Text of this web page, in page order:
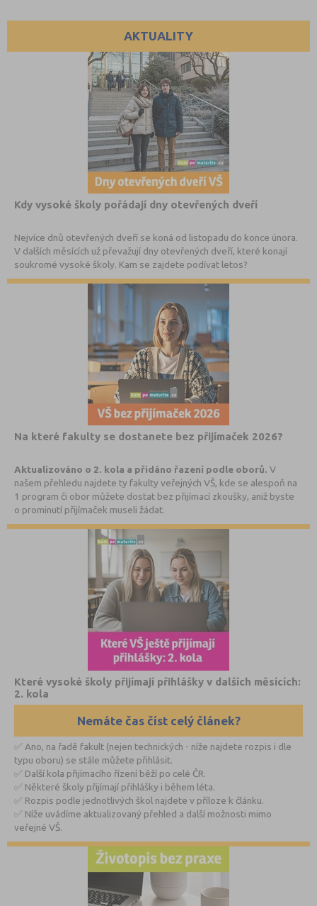
AKTUALITY
Kdy vysoké školy pořádají dny otevřených dveří
Nejvíce dnů otevřených dveří se koná od listopadu do konce února.
V dalších měsících už převažují dny otevřených dveří, které konají
soukromé vysoké školy. Kam se zajdete podívat letos?
Na které fakulty se dostanete bez přijímaček 2026?
Aktualizováno o 2. kola a přidáno řazení podle oborů.V
našem přehledu najdete ty fakulty veřejných VŠ, kde se alespoň na
1 program či obor můžete dostat bez přijímací zkoušky, aniž byste
o prominutí přijímaček museli žádat.
Které vysoké školy přijímají přihlášky v dalších měsících:
2. kola
Nemáte čas číst celý článek?
✅ Ano, na řadě fakult (nejen technických - níže najdete rozpis i dle
typu oboru) se stále můžete přihlásit.
✅ Další kola přijímacího řízení běží po celé ČR.
✅ Některé školy přijímají přihlášky i během léta.
✅ Rozpis podle jednotlivých škol najdete v příloze k článku.
✅ Níže uvádíme aktualizovaný přehled a další možnosti mimo
veřejné VŠ.